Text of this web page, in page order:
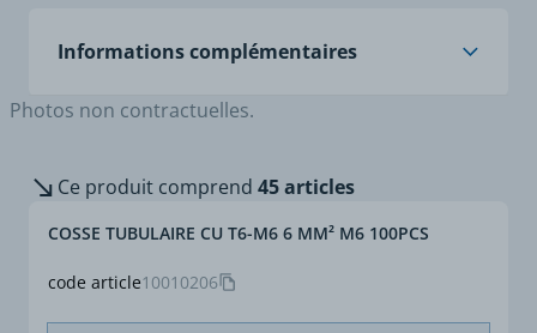
Informations complémentaires
Autres bornages sur demande.
Norme NF C 20-130
Photos non contractuelles.
Ce produit comprend 45 articles
code article10010206
COSSE TUBULAIRE CU T6-M6 6 MM² M6 100PCS